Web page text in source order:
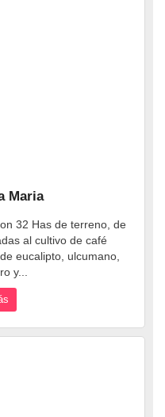
Maria
32 Has de terreno, de
al cultivo de café
eucalipto, ulcumano,
y...